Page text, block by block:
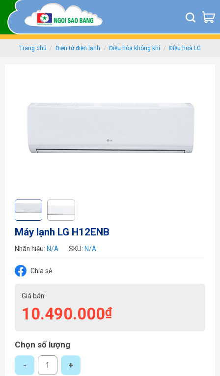
content
Trang chủ / Điện tử điện lạnh / Điều hòa không khí / Điều hoà LG
Máy lạnh LG H12ENB
Nhãn hiệu: N/A SKU: N/A
Chia sẻ
Giá bán:
10.490.000₫
Chọn số lượng
Máy lạnh LG H12ENB số lượng